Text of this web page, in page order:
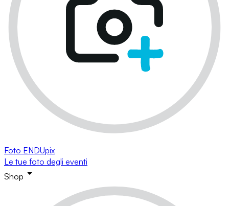
Foto ENDUpix
Le tue foto degli eventi
Shop